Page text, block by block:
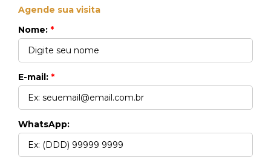
Agende sua visita
Nome: *
E-mail: *
WhatsApp: